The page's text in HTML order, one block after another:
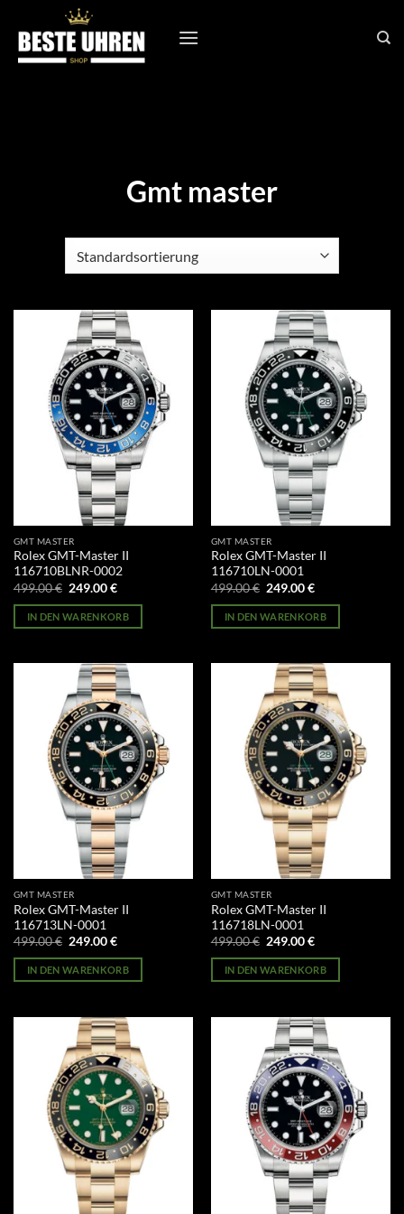
Inhalt
springen
Gmt master
GMT MASTER
Rolex GMT-Master II
116710BLNR-0002
499.00€ Ursprünglicher
war:
499.00 €
249.00€Aktueller
ist:
249.00 €.
IN DEN WARENKORB
GMT MASTER
Rolex GMT-Master II
116710LN-0001
499.00€ Ursprünglicher
war:
499.00 €
249.00€Aktueller
ist:
249.00 €.
IN DEN WARENKORB
GMT MASTER
Rolex GMT-Master II
116713LN-0001
499.00€ Ursprünglicher
war:
499.00 €
249.00€Aktueller
ist:
249.00 €.
IN DEN WARENKORB
GMT MASTER
Rolex GMT-Master II
116718LN-0001
499.00€ Ursprünglicher
war:
499.00 €
249.00€Aktueller
ist:
249.00 €.
IN DEN WARENKORB